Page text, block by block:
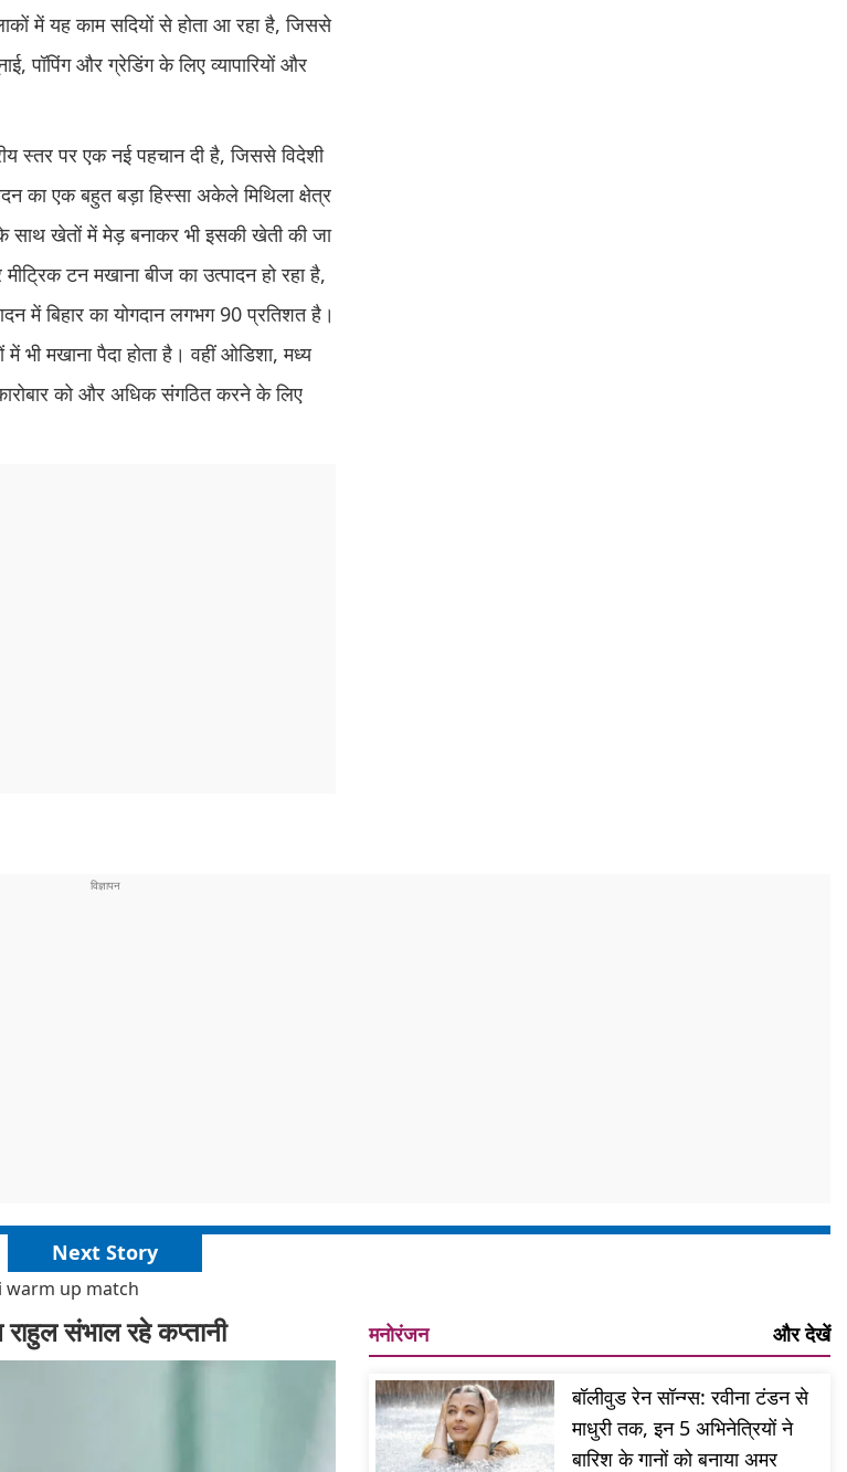
में यह काम सदियों से होता आ रहा है, जिससे
पॉपिंग और ग्रेडिंग के लिए व्यापारियों और
स्तर पर एक नई पहचान दी है, जिससे विदेशी
का एक बहुत बड़ा हिस्सा अकेले मिथिला क्षेत्र
साथ खेतों में मेड़ बनाकर भी इसकी खेती की जा
टन मखाना बीज का उत्पादन हो रहा है,
में बिहार का योगदान लगभग 90 प्रतिशत है।
भी मखाना पैदा होता है। वहीं ओडिशा, मध्य
को और अधिक संगठित करने के लिए
Next Story
warm up match
संभाल रहे कप्तानी मनोरंजन और देखें
बॉलीवुड रेन सॉन्ग्स: रवीना टंडन से
माधुरी तक, इन 5 अभिनेत्रियों ने
बारिश के गानों को बनाया अमर